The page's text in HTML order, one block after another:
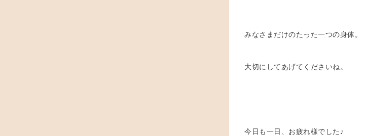
みなさまだけのたった一つの身体。
大切にしてあげてくださいね。
今日も一日、お疲れ様でした♪